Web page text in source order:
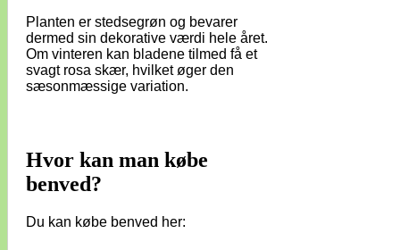
Planten er stedsegrøn og bevarer
dermed sin dekorative værdi hele året.
Om vinteren kan bladene tilmed få et
svagt rosa skær, hvilket øger den
sæsonmæssige variation.
Hvor kan man købe
benved?
Du kan købe benved her: